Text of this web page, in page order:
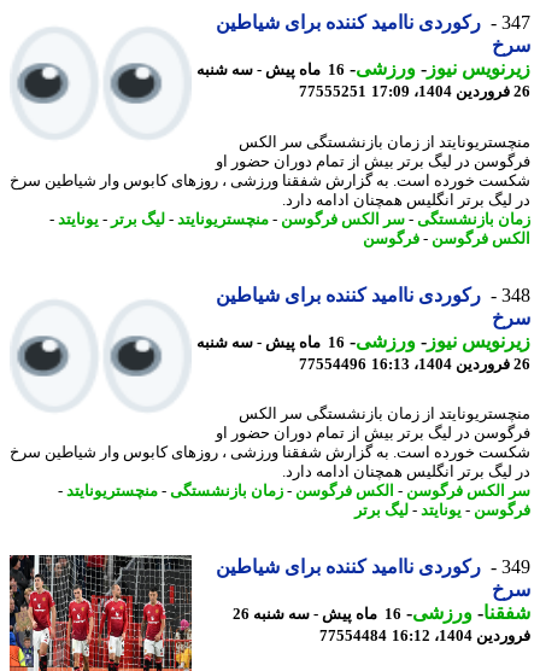
رکوردی ناامید کننده برای شیاطین
نیوز-ورزشی-
16 ماه پیش - سه شنبه
77555251
از زمان بازنشستگی سر الکس
در لیگ برتر بیش از تمام دوران حضور او
خورده است. به گزارش شفقنا ورزشی ، روزهای کابوس وار شیاطین سرخ
برتر انگلیس همچنان ادامه دارد.
بازنشستگی-سر الکس فرگوسن-منچستریونایتد-لیگ برتر - یونایتد-
فرگوسن-فرگوسن
رکوردی ناامید کننده برای شیاطین
نیوز-ورزشی-
16 ماه پیش - سه شنبه
77554496
از زمان بازنشستگی سر الکس
در لیگ برتر بیش از تمام دوران حضور او
خورده است. به گزارش شفقنا ورزشی ، روزهای کابوس وار شیاطین سرخ
برتر انگلیس همچنان ادامه دارد.
الکس فرگوسن-الکس فرگوسن-زمان بازنشستگی-منچستریونایتد-
-یونایتد-لیگ برتر
رکوردی ناامید کننده برای شیاطین
-ورزشی-
16 ماه پیش - سه شنبه 26
1404، 16:12
77554484